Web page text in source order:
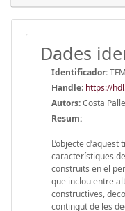
Dades
Identificador:
Handle: https://
Autors:Costa
Resum:
L’objecte
característiques
construïts en el
que inclou entre
constructives,
contingut de les